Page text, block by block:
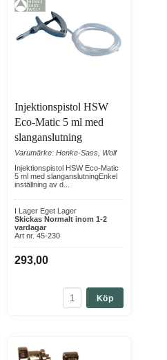
Injektionspistol HSW
Eco-Matic 5 ml med
slanganslutning
Varumärke: Henke-Sass, Wolf
Injektionspistol HSW Eco-Matic
5 ml med slanganslutningEnkel
inställning av d...
I Lager Eget Lager
Skickas Normalt inom 1-2
vardagar
Art nr. 45-230
293,00
Köp